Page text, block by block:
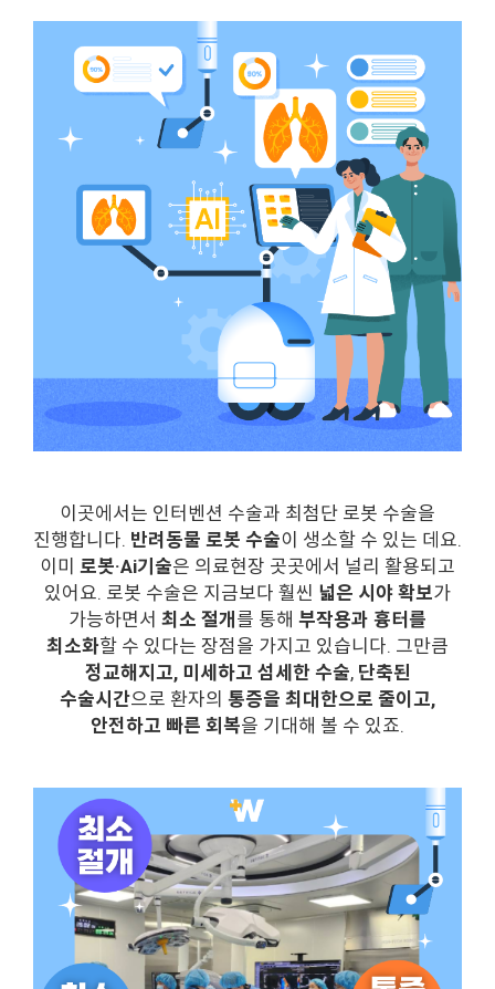
이곳에서는 인터벤션 수술과 최첨단 로봇 수술을
진행합니다. 반려동물 로봇 수술이 생소할 수 있는 데요.
이미 로봇·Ai기술은 의료현장 곳곳에서 널리 활용되고
있어요. 로봇 수술은 지금보다 훨씬 넓은 시야 확보가
가능하면서 최소 절개 를 통해 부작용과 흉터를
최소화할 수 있다는 장점을 가지고 있습니다. 그만큼
정교해지고, 미세하고 섬세한 수술, 단축된
수술시간으로 환자의 통증을 최대한으로 줄이고,
안전하고 빠른 회복을 기대해 볼 수 있죠.